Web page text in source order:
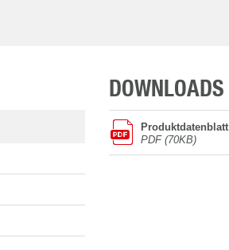
DOWNLOADS
Produktdatenblatt
PDF (70KB)